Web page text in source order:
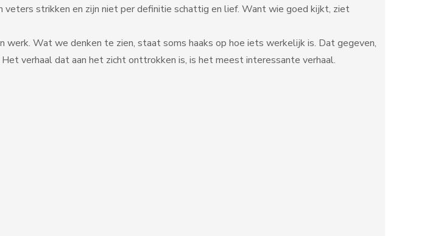
veters strikken en zijn niet per definitie schattig en lief. Want wie goed kijkt, ziet
Wat we denken te zien, staat soms haaks op hoe iets werkelijk is. Dat gegeven,
verhaal dat aan het zicht onttrokken is, is het meest interessante verhaal.